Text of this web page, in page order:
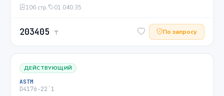
106 стр. 01.040.35
203405 ₸ По запросу
ДЕЙСТВУЮЩИЙ
ASTM
D4176−22´1